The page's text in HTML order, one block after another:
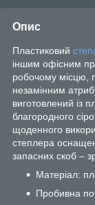
Опис
Пластиковий
іншим офісним
робочому місцю,
незамінним
виготовлений із
благородного
щоденного
степлера
запасних скоб –
Матеріал:
Пробивна